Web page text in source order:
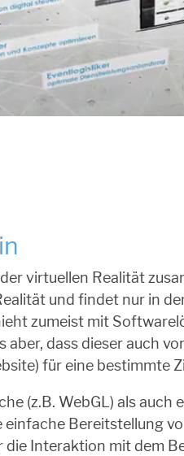
virtuellen Realität
und findet nur in
zumeist mit
aber, dass dieser auch
für eine bestimmte
(z.B. WebGL) als
Bereitstellung
Interaktion mit dem